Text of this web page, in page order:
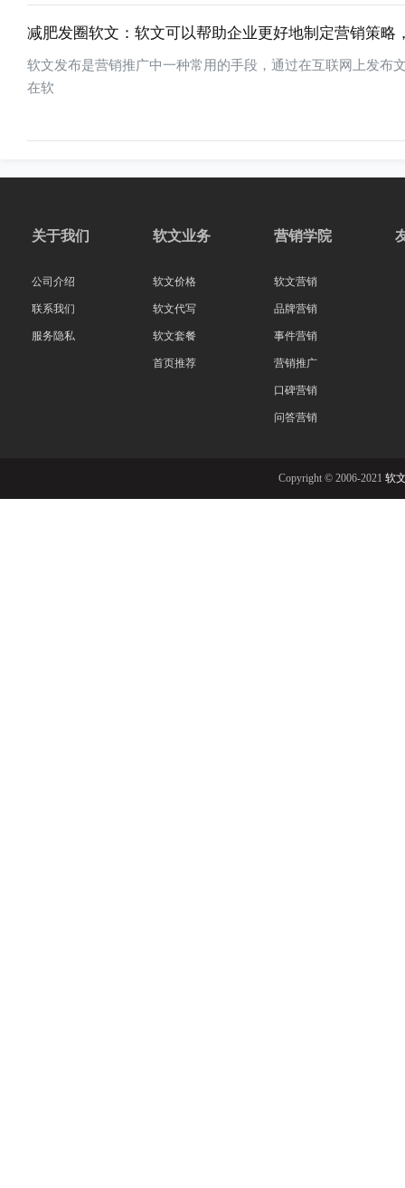
减肥发圈软文：软文可以帮助企业更好地制定营销策略
软文发布是营销推广中一种常用的手段，通过在互联网上发布
在软
关于我们
公司介绍
联系我们
服务隐私
软文业务
软文价格
软文代写
软文套餐
首页推荐
营销学院
软文营销
品牌营销
事件营销
营销推广
口碑营销
问答营销
Copyright © 2006-2021 软